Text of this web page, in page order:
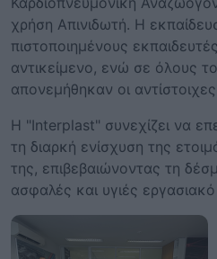
χρήση Απινιδωτή. Η
πιστοποιημένους
αντικείμενο, ενώ σε όλους
απονεμήθηκαν οι αντίστοιχες
Η "Interplast" συνεχίζει να
τη διαρκή ενίσχυση της
της, επιβεβαιώνοντας τη
ασφαλές και υγιές